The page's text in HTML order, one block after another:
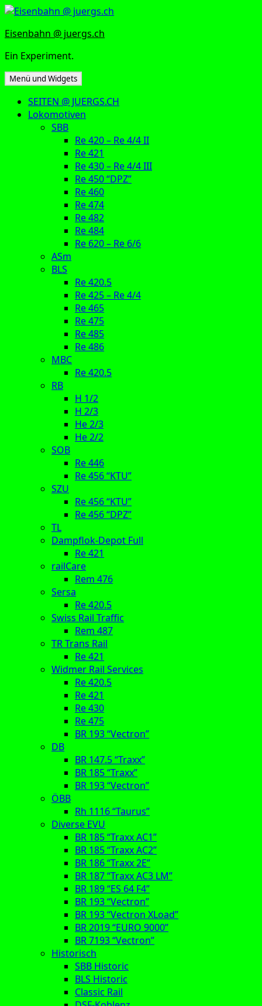
Zum
springen
Eisenbahn @ juergs.ch
Ein Experiment.
Menü und Widgets
SEITEN @ JUERGS.CH
Lokomotiven
SBB
Re 420 – Re 4/4 II
Re 421
Re 430 – Re 4/4 III
Re 450 “DPZ”
Re 460
Re 474
Re 482
Re 484
Re 620 – Re 6/6
ASm
BLS
Re 420.5
Re 425 – Re 4/4
Re 465
Re 475
Re 485
Re 486
MBC
Re 420.5
RB
H 1/2
H 2/3
He 2/3
He 2/2
SOB
Re 446
Re 456 “KTU”
SZU
Re 456 “KTU”
Re 456 “DPZ”
TL
Dampflok-Depot Full
Re 421
railCare
Rem 476
Sersa
Re 420.5
Swiss Rail Traffic
Rem 487
TR Trans Rail
Re 421
Widmer Rail Services
Re 420.5
Re 421
Re 430
Re 475
BR 193 “Vectron”
DB
BR 147.5 “Traxx”
BR 185 “Traxx”
BR 193 “Vectron”
ÖBB
Rh 1116 “Taurus”
Diverse EVU
BR 185 “Traxx AC1”
BR 185 “Traxx AC2”
BR 186 “Traxx 2E”
BR 187 “Traxx AC3 LM”
BR 189 “ES 64 F4”
BR 193 “Vectron”
BR 193 “Vectron XLoad”
BR 2019 “EURO 9000”
BR 7193 “Vectron”
Historisch
SBB Historic
BLS Historic
Classic Rail